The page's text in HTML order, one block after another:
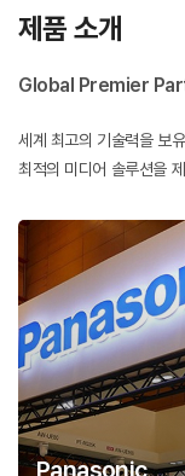
제품 소개
Global Premier
세계 최고의 기술력을 보
최적의 미디어 솔루션을
Panasonic